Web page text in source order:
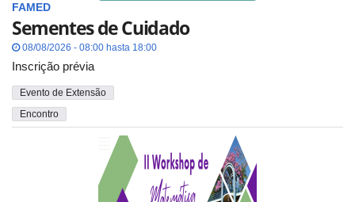
FAMED
Sementes de Cuidado
08/08/2026 - 08:00 hasta 18:00
Inscrição prévia
Evento de Extensão
Encontro